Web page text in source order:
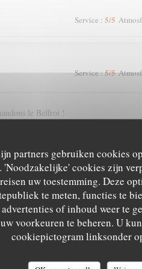
partners gebruiken cookies
'Noodzakelijke' cookies zijn
uw toestemming. Deze
te meten, functies te
of inhoud weer te
voorkeuren te beheren. U
cookiepictogram linksonder
Service : 5/5
Service:5/5
le Beffroi !
Service:5/5
Service